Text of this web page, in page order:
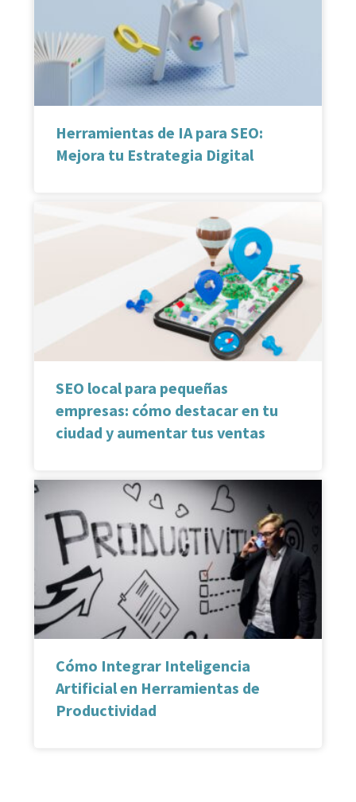
Herramientas de IA para SEO:
Mejora tu Estrategia Digital
SEO local para pequeñas
empresas: cómo destacar en tu
ciudad y aumentar tus ventas
Cómo Integrar Inteligencia
Artificial en Herramientas de
Productividad